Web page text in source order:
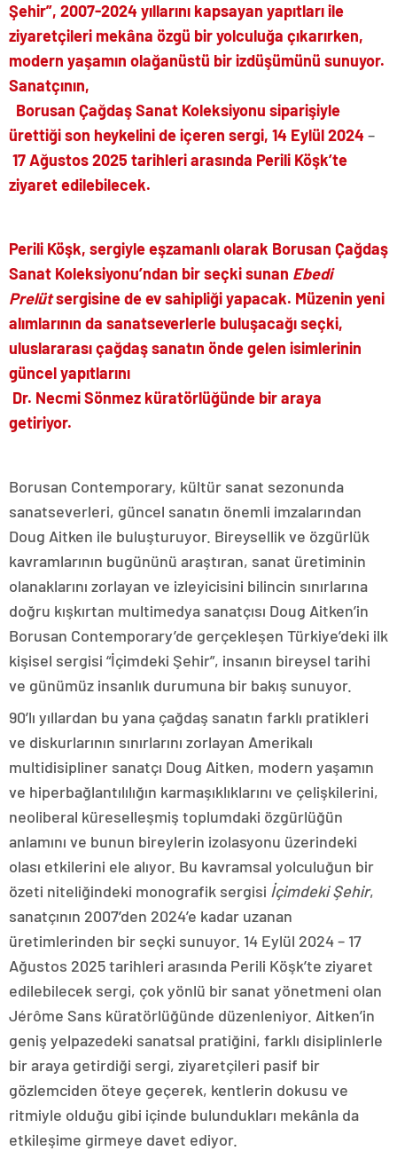
Şehir”, 2007-2024 yıllarını kapsayan yapıtları ile
ziyaretçileri mekâna özgü bir yolculuğa çıkarırken,
modern yaşamın olağanüstü bir izdüşümünü sunuyor.
Sanatçının,
Borusan Çağdaş Sanat Koleksiyonu siparişiyle
ürettiği son heykelini de içeren sergi, 14 Eylül 2024 –
17 Ağustos 2025 tarihleri arasında Perili Köşk’te
ziyaret edilebilecek.
Perili Köşk, sergiyle eşzamanlı olarak Borusan Çağdaş
Sanat Koleksiyonu’ndan bir seçki sunan Ebedi
Prelütsergisine de ev sahipliği yapacak. Müzenin yeni
alımlarının da sanatseverlerle buluşacağı seçki,
uluslararası çağdaş sanatın önde gelen isimlerinin
güncel yapıtlarını
Dr. Necmi Sönmez küratörlüğünde bir araya
getiriyor.
Borusan Contemporary, kültür sanat sezonunda
sanatseverleri, güncel sanatın önemli imzalarından
Doug Aitken ile buluşturuyor. Bireysellik ve özgürlük
kavramlarının bugününü araştıran, sanat üretiminin
olanaklarını zorlayan ve izleyicisini bilincin sınırlarına
doğru kışkırtan multimedya sanatçısı Doug Aitken’in
Borusan Contemporary’de gerçekleşen Türkiye’deki ilk
kişisel sergisi “İçimdeki Şehir”, insanın bireysel tarihi
ve günümüz insanlık durumuna bir bakış sunuyor.
90’lı yıllardan bu yana çağdaş sanatın farklı pratikleri
ve diskurlarının sınırlarını zorlayan Amerikalı
multidisipliner sanatçı Doug Aitken, modern yaşamın
ve hiperbağlantılılığın karmaşıklıklarını ve çelişkilerini,
neoliberal küreselleşmiş toplumdaki özgürlüğün
anlamını ve bunun bireylerin izolasyonu üzerindeki
olası etkilerini ele alıyor. Bu kavramsal yolculuğun bir
özeti niteliğindeki monografik sergisi İçimdeki Şehir,
sanatçının 2007’den 2024’e kadar uzanan
üretimlerinden bir seçki sunuyor. 14 Eylül 2024 – 17
Ağustos 2025 tarihleri arasında Perili Köşk’te ziyaret
edilebilecek sergi, çok yönlü bir sanat yönetmeni olan
Jérôme Sans küratörlüğünde düzenleniyor. Aitken’in
geniş yelpazedeki sanatsal pratiğini, farklı disiplinlerle
bir araya getirdiği sergi, ziyaretçileri pasif bir
gözlemciden öteye geçerek, kentlerin dokusu ve
ritmiyle olduğu gibi içinde bulundukları mekânla da
etkileşime girmeye davet ediyor.